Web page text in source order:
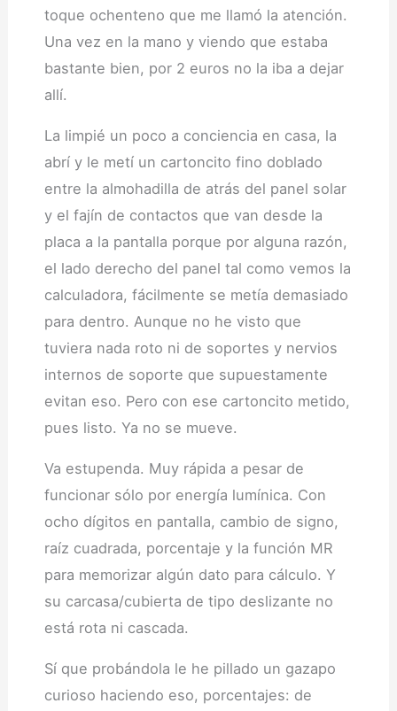
toque ochenteno que me llamó la atención.
Una vez en la mano y viendo que estaba
bastante bien, por 2 euros no la iba a dejar
allí.
La limpié un poco a conciencia en casa, la
abrí y le metí un cartoncito fino doblado
entre la almohadilla de atrás del panel solar
y el fajín de contactos que van desde la
placa a la pantalla porque por alguna razón,
el lado derecho del panel tal como vemos la
calculadora, fácilmente se metía demasiado
para dentro. Aunque no he visto que
tuviera nada roto ni de soportes y nervios
internos de soporte que supuestamente
evitan eso. Pero con ese cartoncito metido,
pues listo. Ya no se mueve.
Va estupenda. Muy rápida a pesar de
funcionar sólo por energía lumínica. Con
ocho dígitos en pantalla, cambio de signo,
raíz cuadrada, porcentaje y la función MR
para memorizar algún dato para cálculo. Y
su carcasa/cubierta de tipo deslizante no
está rota ni cascada.
Sí que probándola le he pillado un gazapo
curioso haciendo eso, porcentajes: de